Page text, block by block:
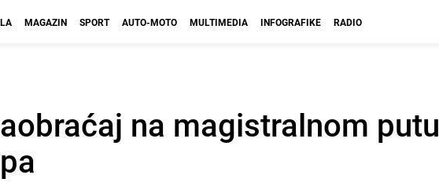
MAGAZIN SPORT AUTO-MOTO MULTIMEDIA INFOGRAFIKE RADIO
na magistralnom putu